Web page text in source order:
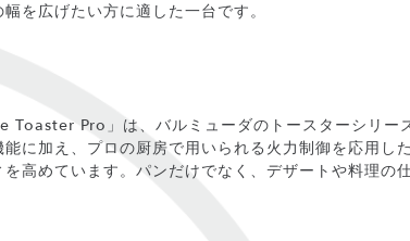
を広げたい方に適した一台です。
Toaster Pro」は、バルミューダのトースターシリー
に加え、プロの厨房で用いられる火力制御を応用し
高めています。パンだけでなく、デザートや料理の